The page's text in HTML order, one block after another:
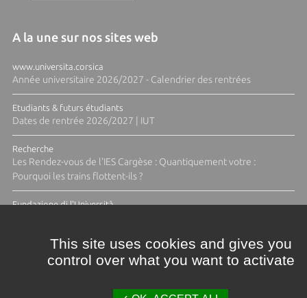
A la une sur nos sites web
www.universita.corsica
Année universitaire 2026/2027 - Calendrier des rentrées
Etudiants & futurs étudiants
Dates de rentrée 2026/2027 | IUT
Recherche
Les Rendez-vous de l'IES Cargèse : Quantiquement votre :
Pourquoi les trains flottent-ils ?
Fundazione di l'Università
This site uses cookies and gives you
control over what you want to activate